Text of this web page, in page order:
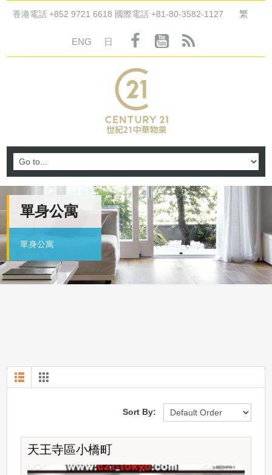
香港電話 +852 9721 6618 國際電話 +81-80-3582-1127 繁
ENG 日
單身公寓
單身公寓
Sort By:
天王寺區小橋町